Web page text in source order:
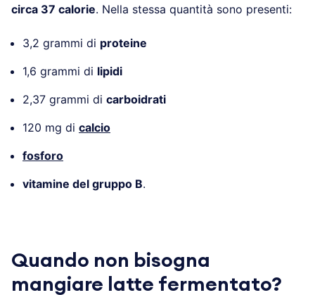
circa 37 calorie. Nella stessa quantità sono presenti:
3,2 grammi di proteine
1,6 grammi di lipidi
2,37 grammi di carboidrati
120 mg di calcio
fosforo
vitamine del gruppo B.
Quando non bisogna
mangiare latte fermentato?